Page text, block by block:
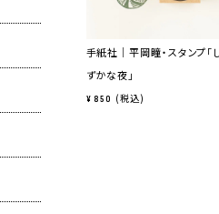
手紙社｜平岡瞳・スタンプ「
ずかな夜」
¥ 850 税込